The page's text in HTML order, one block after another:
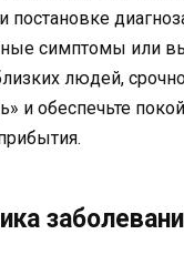
постановке
симптомы или
людей,
и обеспечьте